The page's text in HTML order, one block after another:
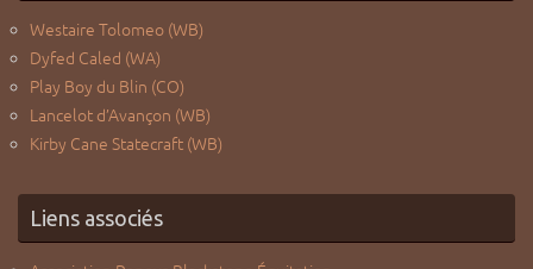
Westaire Tolomeo (WB)
Dyfed Caled (WA)
Play Boy du Blin (CO)
Lancelot d’Avançon (WB)
Kirby Cane Statecraft (WB)
Liens associés